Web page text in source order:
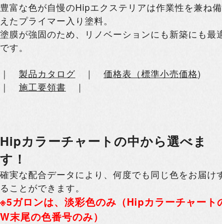
豊富な色が自慢のHipエクステリアは作業性を兼ね備
えたプライマー入り塗料。
塗膜が強固のため、リノベーションにも新築にも最
です。
｜ 製品カタログ ｜ 価格表（標準小売価格)
｜ 施工要領書 ｜
Hipカラーチャートの中から選べま
す！
確実な配合データにより、何度でも同じ色をお届け
ることができます。
※5ガロンは、淡彩色のみ（Hipカラーチャート
W末尾の色番号のみ）